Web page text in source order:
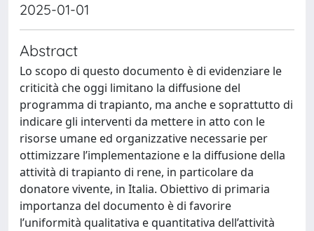
2025-01-01
Abstract
Lo scopo di questo documento è di evidenziare le
criticità che oggi limitano la diffusione del
programma di trapianto, ma anche e soprattutto di
indicare gli interventi da mettere in atto con le
risorse umane ed organizzative necessarie per
ottimizzare l’implementazione e la diffusione della
attività di trapianto di rene, in particolare da
donatore vivente, in Italia. Obiettivo di primaria
importanza del documento è di favorire
l’uniformità qualitativa e quantitativa dell’attività